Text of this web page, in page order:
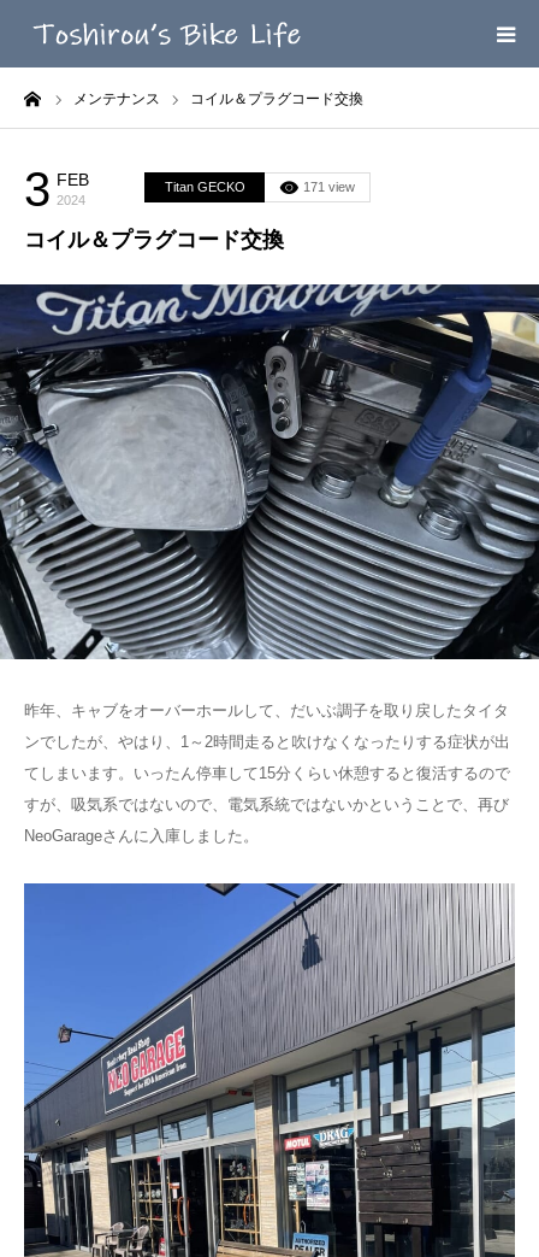
メンテナンス コイル＆プラグコード交換
3 FEB
2024
Titan GECKO 171 view
コイル＆プラグコード交換
昨年、キャブをオーバーホールして、だいぶ調子を取り戻したタイタ
ンでしたが、やはり、1～2時間走ると吹けなくなったりする症状が出
てしまいます。いったん停車して15分くらい休憩すると復活するので
すが、吸気系ではないので、電気系統ではないかということで、再び
NeoGarageさんに入庫しました。
HOME
MEGA MENU
INFOMATION
LINK’ｓ
CONTACT